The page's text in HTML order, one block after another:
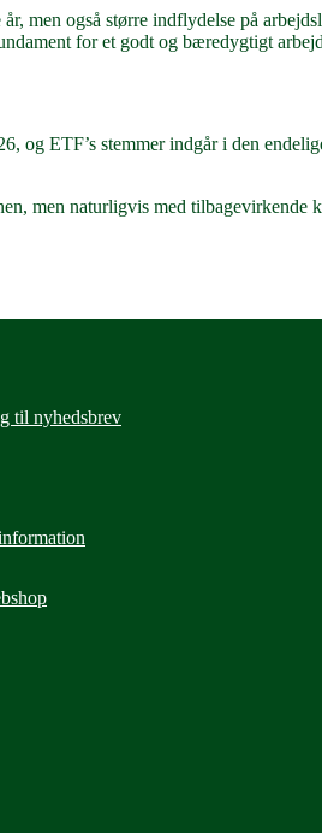
men også større indflydelse på
for et godt og bæredygtigt
og ETF’s stemmer indgår i den
men naturligvis med tilbagevirkende
til nyhedsbrev